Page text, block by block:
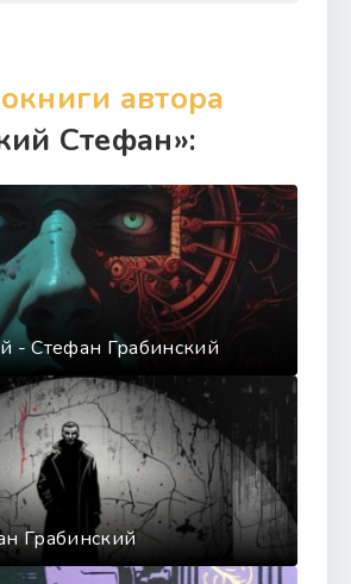
автора
Стефан»:
- Стефан Грабинский
Грабинский